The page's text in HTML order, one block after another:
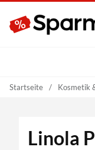
Startseite Kosmetik
Linola